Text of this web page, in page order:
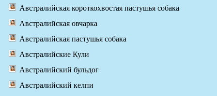
Австралийская короткохвостая пастушья собака
Австралийская овчарка
Австралийская пастушья собака
Австралийские Кули
Австралийский бульдог
Австралийский келпи